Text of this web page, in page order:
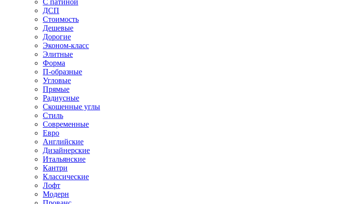
ДСП
Стоимость
Дешевые
Дорогие
Эконом-класс
Элитные
Форма
П-образные
Угловые
Прямые
Радиусные
Скошенные углы
Стиль
Современные
Евро
Английские
Дизайнерские
Итальянские
Кантри
Классические
Лофт
Модерн